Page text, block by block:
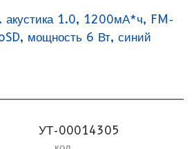
акустика 1.0, 1200мА*ч, FM-
мощность 6 Вт, синий
УТ-00014305